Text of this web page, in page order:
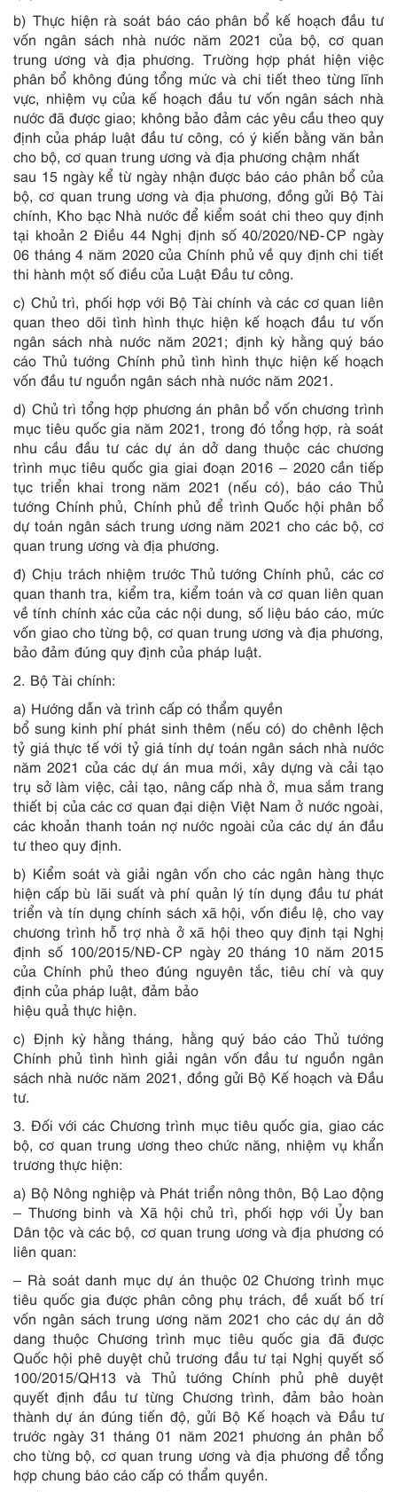
b) Thực hiện rà soát báo cáo phân bổ kế hoạch đầu tư
vốn ngân sách nhà nước năm 2021 của bộ, cơ quan
trung ương và địa phương. Trường hợp phát hiện việc
phân bổ không đúng tổng mức và chi tiết theo từng lĩnh
vực, nhiệm vụ của kế hoạch đầu tư vốn ngân sách nhà
nước đãđược giao; không bảo đảm các yêu cầu theo quy
định của pháp luật đầu tư công, có ý kiến bằng văn bản
cho bộ, cơ quan trung ương và địa phương chậm nhất
sau 15 ngày kể từ ngày nhận được báo cáo phân bổ của
bộ, cơ quan trung ương và địa phương, đồng gửi Bộ Tài
chính, Kho bạc Nhà nước để kiểm soát chi theo quy định
tại khoản 2 Điều 44 Nghị định số 40/2020/NĐ-CP ngày
06 tháng 4 năm 2020 của Chính phủ về quy định chi tiết
thi hành một số điều của Luật Đầu tư công.
c) Chủ trì, phối hợp với Bộ Tài chính và các cơ quan liên
quan theo dõi tình hình thực hiện kế hoạch đầu tư vốn
ngân sách nhà nước năm 2021; định kỳ hằng quý báo
cáo Thủ tướng Chính phủ tình hình thực hiện kế hoạch
vốn đầu tư nguồn ngân sách nhà nước năm 2021.
d) Chủ trì tổng hợp phương án phân bổ vốn chương trình
mục tiêu quốc gia năm 2021, trong đó tổng hợp, rà soát
nhu cầu đầu tư các dự án dở dang thuộc các chương
trình mục tiêu quốc gia giai đoạn 2016 – 2020 cần tiếp
tục triển khai trong năm 2021 (nếu có), báo cáo Thủ
tướng Chính phủ, Chính phủ để trình Quốc hội phân bổ
dự toán ngân sách trung ương năm 2021 cho các bộ, cơ
quan trung ương và địa phương.
đ) Chịu trách nhiệm trước Thủ tướng Chính phủ, các cơ
quan thanh tra, kiểm tra, kiểm toán và cơ quan liên quan
về tính chính xác của các nội dung, số liệu báo cáo, mức
vốn giao cho từng bộ, cơ quan trung ương và địa phương,
bảo đảm đúng quy định của pháp luật.
2. Bộ Tài chính:
a) Hướng dẫn và trình cấp có thẩm quyền
bổ sung kinh phí phát sinh thêm (nếu có) do chênh lệch
tỷ giá thực tế với tỷ giá tính dự toán ngân sách nhà nước
năm 2021 của các dự án mua mới, xây dựng và cải tạo
trụ sở làm việc, cải tạo, nâng cấp nhà ở, mua sắm trang
thiết bị của các cơ quan đại diện Việt Nam ở nước ngoài,
các khoản thanh toán nợ nước ngoài của các dự án đầu
tư theo quy định.
b) Kiểm soát và giải ngân vốn cho các ngân hàng thực
hiện cấp bù lãi suất và phí quản lý tín dụng đầu tư phát
triển và tín dụng chính sách xã hội, vốn điều lệ, cho vay
chương trình hỗ trợ nhà ở xã hội theo quy định tại Nghị
định số 100/2015/NĐ-CP ngày 20 tháng 10 năm 2015
của Chính phủ theo đúng nguyên tắc, tiêu chí và quy
định của pháp luật, đảm bảo
hiệu quả thực hiện.
c) Định kỳ hằng tháng, hằng quý báo cáo Thủ tướng
Chính phủ tình hình giải ngân vốn đầu tư nguồn ngân
sách nhà nước năm 2021, đồng gửi Bộ Kế hoạch và Đầu
tư.
3. Đối với các Chương trình mục tiêu quốc gia, giao các
bộ, cơ quan trung ương theo chức năng, nhiệm vụ khẩn
trương thực hiện:
a) Bộ Nông nghiệp và Phát triển nông thôn, Bộ Lao động
– Thương binh và Xã hội chủ trì, phối hợp với Ủy ban
Dân tộc và các bộ, cơ quan trung ương và địa phương có
liên quan:
– Rà soát danh mục dự án thuộc 02 Chương trình mục
tiêu quốc gia được phân công phụ trách, đề xuất bố trí
vốn ngân sách trung ương năm 2021 cho các dự án dở
dang thuộc Chương trình mục tiêu quốc gia đã được
Quốc hội phê duyệt chủ trương đầu tư tại Nghị quyết số
100/2015/QH13 và Thủ tướng Chính phủ phê duyệt
quyết định đầu tư từng Chương trình, đảm bảo hoàn
thành dự án đúng tiến độ, gửi Bộ Kế hoạch và Đầu tư
trước ngày 31 tháng 01 năm 2021 phương án phân bổ
cho từng bộ, cơ quan trung ương và địa phương để tổng
hợp chung báo cáo cấp có thẩm quyền.